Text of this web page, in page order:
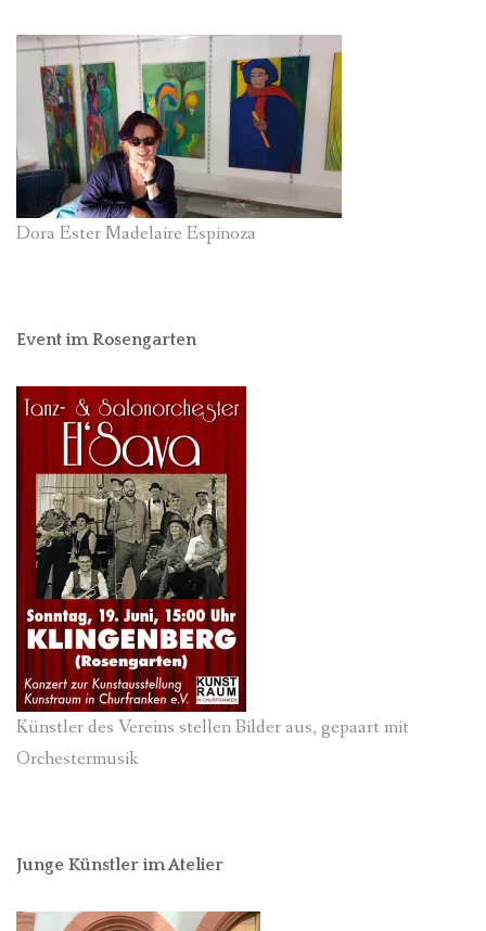
Dora Ester Madelaire Espinoza
Event im Rosengarten
Künstler des Vereins stellen Bilder aus, gepaart mit
Orchestermusik
Junge Künstler im Atelier